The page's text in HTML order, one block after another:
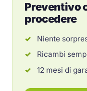
Preventivo
procedere
Niente
Ricambi
12 mesi di